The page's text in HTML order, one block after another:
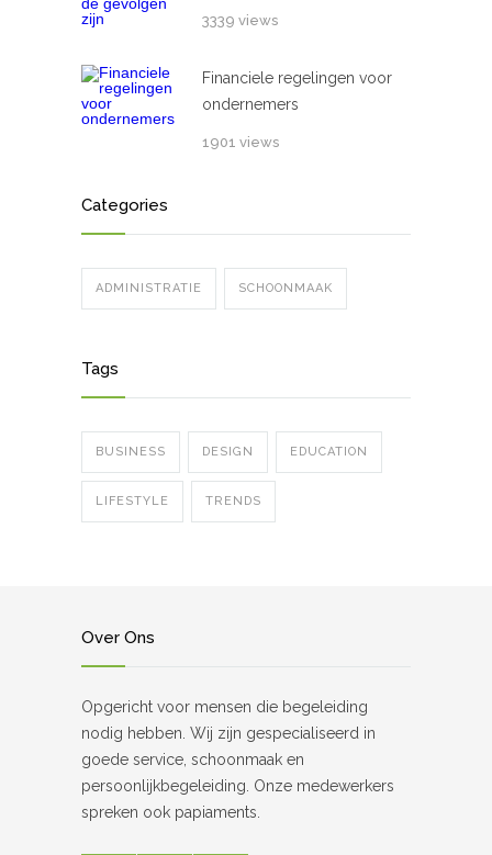
3339 views
Financiele regelingen voor
ondernemers
1901 views
Categories
ADMINISTRATIE SCHOONMAAK
Tags
BUSINESS DESIGN EDUCATION
LIFESTYLE TRENDS
Over Ons
Opgericht voor mensen die begeleiding
nodig hebben. Wij zijn gespecialiseerd in
goede service, schoonmaak en
persoonlijkbegeleiding. Onze medewerkers
spreken ook papiaments.